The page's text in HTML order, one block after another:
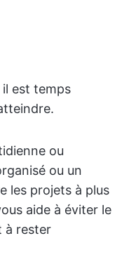
est temps
ou
ou un
les projets à plus
aide à éviter le
à rester